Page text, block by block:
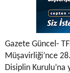
Gazete Güncel-
Müşavirliği’nce
Disiplin Kurulu’na